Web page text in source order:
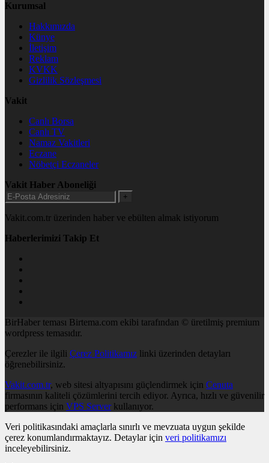
Kurumsal
Hakkımızda
Künye
İletişim
Reklam
KVKK
Gizlilik Sözleşmesi
Vakit
Canlı Borsa
Canlı TV
Namaz Vakitleri
Eczane
Nöbetçi Eczaneler
Vakit Haber Aboneliği
+
Vakit.com.tr üzerinden haber ve ebülten almak istiyorum
Haberlerimizi Takip Et
BirHaber teması Birtema.com ekibi tarafından © üretilmiş premium
wordpress temasıdır.
Çerezler ile ilgili Çerez Politikamız linki üzerinden detayları
öğrenebilirsiniz.
Vakit.com.tr, web sitesi altyapısını güçlendirmek için Cenuta
firmasının kaliteli çözümlerini tercih ediyor. Ayrıca, hızlı ve güvenilir
performans için VPS Serverkullanıyor.
Veri politikasındaki amaçlarla sınırlı ve mevzuata uygun şekilde
çerez konumlandırmaktayız. Detaylar için veri politikamızı
inceleyebilirsiniz.